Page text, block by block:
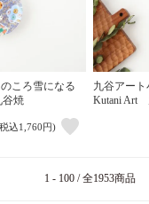
ころ雪になる
焼
込1,760円)
九谷アー
Kutani Art
1 - 100 / 全1953商品